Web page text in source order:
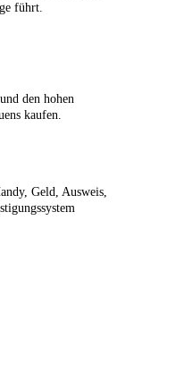
führt.
den hohen
kaufen.
Geld, Ausweis,